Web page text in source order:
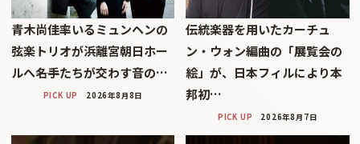
青木尚佳率いるミュンヘンの
弦楽トリオが浜離宮朝日ホー
ルへ――名手たちが交わす音の…
PICK UP 2026年8月8日
伝統楽器を用いたカーチュ
ン・ウォン編曲の「展覧会の
絵」が、日本フィルにより本
邦初…
PICK UP 2026年8月7日